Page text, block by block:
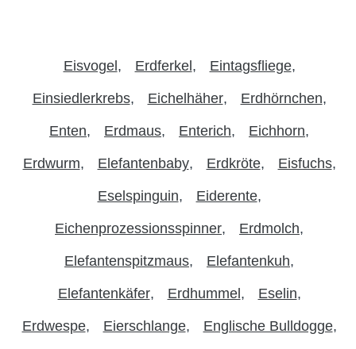
Eisvogel Erdferkel Eintagsfliege
Einsiedlerkrebs Eichelhäher Erdhörnchen
Enten Erdmaus Enterich Eichhorn
Erdwurm Elefantenbaby Erdkröte Eisfuchs
Eselspinguin Eiderente
Eichenprozessionsspinner Erdmolch
Elefantenspitzmaus Elefantenkuh
Elefantenkäfer Erdhummel Eselin
Erdwespe Eierschlange Englische Bulldogge